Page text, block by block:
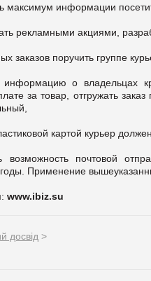
максимум информации
рекламными акциями,
заказов поручить группе
информацию о владельцах
за товар, отгружать
картой курьер
возможность почтовой
Применение
www.ibiz.su
досвід >